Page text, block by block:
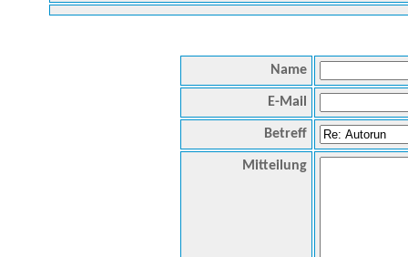
Name
E-Mail
Betreff
Mitteilung